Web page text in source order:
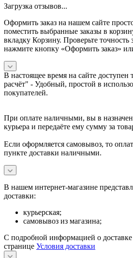
Загрузка отзывов...
Оформить заказ на нашем сайте
поместить выбранные заказы в
вкладку Корзину. Проверьте
нажмите кнопку «Оформить заказ»
В настоящее время на сайте доступен
расчёт" - Удобный, простой в
покупателей.
При оплате наличными, вы в
курьера и передаёте ему сумму за
Если оформляется самовывоз, то
пункте доставки наличными.
В нашем интернет-магазине
доставки:
курьерская;
самовывоз из магазина;
С подробной информацией о
странице Условия доставки